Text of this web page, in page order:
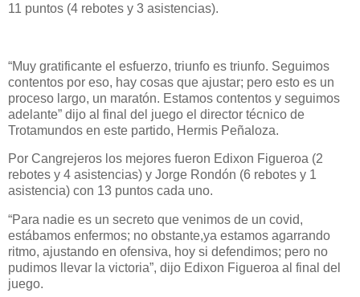
11 puntos (4 rebotes y 3 asistencias).
“Muy gratificante el esfuerzo, triunfo es triunfo. Seguimos
contentos por eso, hay cosas que ajustar; pero esto es un
proceso largo, un maratón. Estamos contentos y seguimos
adelante” dijo al final del juego el director técnico de
Trotamundos en este partido, Hermis Peñaloza.
Por Cangrejeros los mejores fueron Edixon Figueroa (2
rebotes y 4 asistencias) y Jorge Rondón (6 rebotes y 1
asistencia) con 13 puntos cada uno.
“Para nadie es un secreto que venimos de un covid,
estábamos enfermos; no obstante,ya estamos agarrando
ritmo, ajustando en ofensiva, hoy si defendimos; pero no
pudimos llevar la victoria”, dijo Edixon Figueroa al final del
juego.